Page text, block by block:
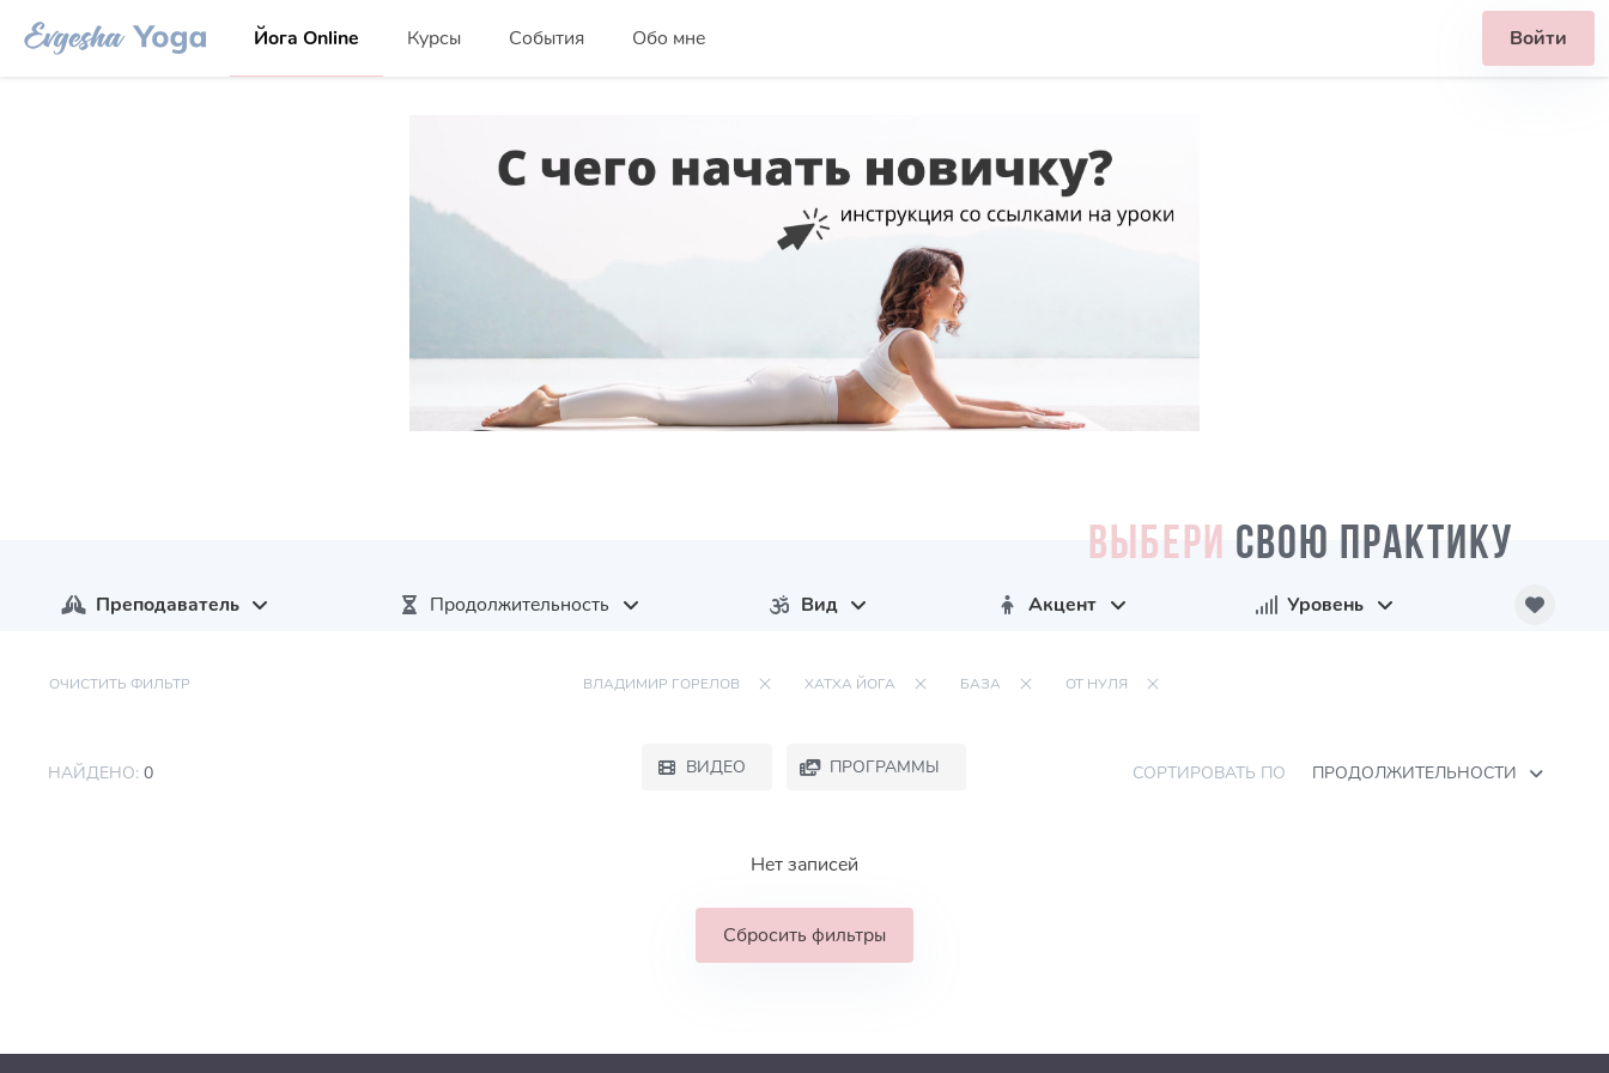
Йога Online Курсы События Обо мне Войти
ВЫБЕРИ СВОЮ ПРАКТИКУ
Преподаватель Продолжительность Вид Акцент Уровень
ОЧИСТИТЬ ФИЛЬТР ВЛАДИМИР ГОРЕЛОВ ХАТХА ЙОГА БАЗА ОТ НУЛЯ
НАЙДЕНО: 0 ВИДЕО ПРОГРАММЫ СОРТИРОВАТЬ ПО ПРОДОЛЖИТЕЛЬНОСТИ
Нет записей
Сбросить фильтры